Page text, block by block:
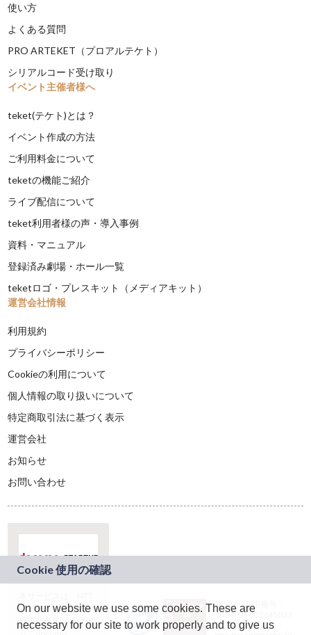
使い方
よくある質問
PRO ARTEKET（プロアルテケト）
シリアルコード受け取り
イベント主催者様へ
teket(テケト)とは？
イベント作成の方法
ご利用料金について
teketの機能ご紹介
ライブ配信について
teket利用者様の声・導入事例
資料・マニュアル
登録済み劇場・ホール一覧
teketロゴ・プレスキット（メディアキット）
運営会社情報
利用規約
プライバシーポリシー
Cookieの利用について
個人情報の取り扱いについて
特定商取引法に基づく表示
運営会社
お知らせ
お問い合わせ
ドコモグループの新
規事業創出プログラ
JASRAC許諾番号：
9024936001Y45037
JASRAC許諾番号：
On our website we use some cookies. These are
necessary for our site to work properly and to give us